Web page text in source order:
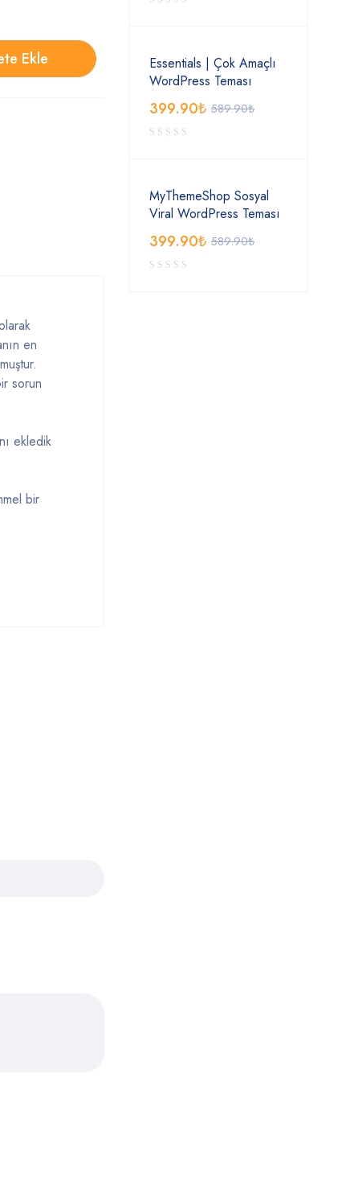
Ekle
en
sorun
ekledik
bir
Essentials | Çok Amaçlı
WordPress Teması
589.90₺
399.90₺
MyThemeShop Sosyal
Viral WordPress Teması
589.90₺
399.90₺